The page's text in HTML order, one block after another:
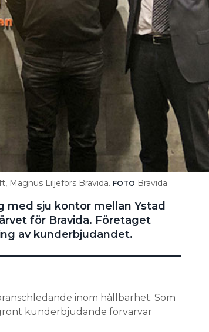
Magnus Liljefors Bravida. FOTO Bravida
med sju kontor mellan Ystad
för Bravida. Företaget
av kunderbjudandet.
inom hållbarhet. Som
kunderbjudande förvärvar